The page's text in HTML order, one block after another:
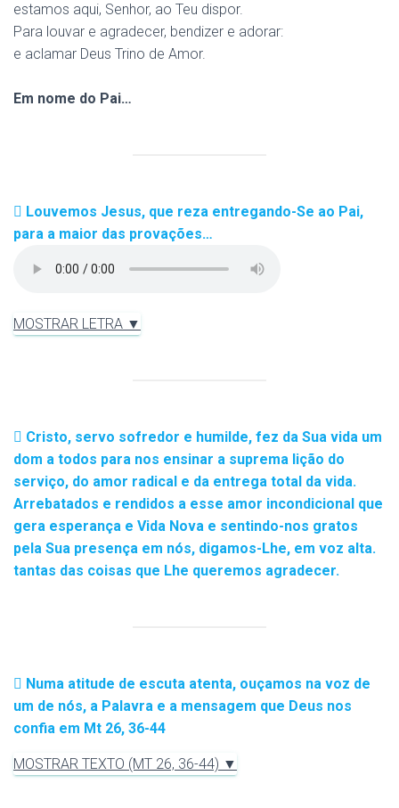
estamos aqui, Senhor, ao Teu dispor.
Para louvar e agradecer, bendizer e adorar:
e aclamar Deus Trino de Amor.
Em nome do Pai…
Louvemos Jesus, que reza entregando-Se ao Pai,
para a maior das provações…
MOSTRAR LETRA ▼
Cristo, servo sofredor e humilde, fez da Sua vida um
dom a todos para nos ensinar a suprema lição do
serviço, do amor radical e da entrega total da vida.
Arrebatados e rendidos a esse amor incondicional que
gera esperança e Vida Nova e sentindo-nos gratos
pela Sua presença em nós, digamos-Lhe, em voz alta.
tantas das coisas que Lhe queremos agradecer.
Numa atitude de escuta atenta, ouçamos na voz de
um de nós, a Palavra e a mensagem que Deus nos
confia em Mt 26, 36-44
MOSTRAR TEXTO (MT 26, 36-44) ▼